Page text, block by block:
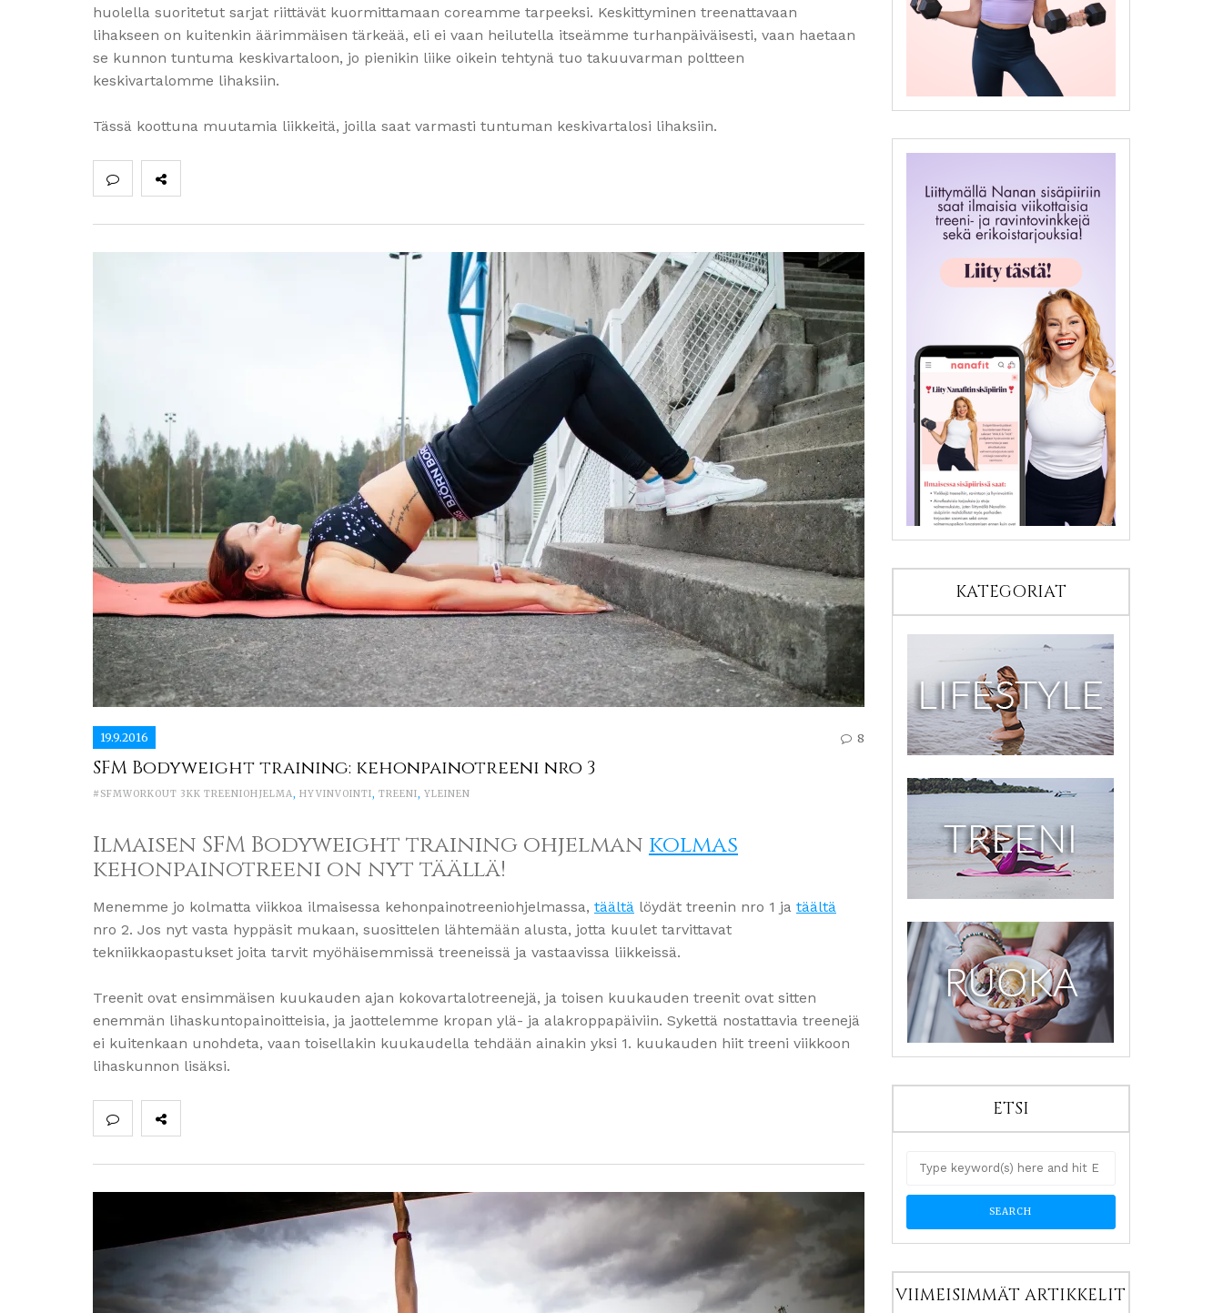
huolella suoritetut sarjat riittävät kuormittamaan coreamme tarpeeksi. Keskittyminen treenattavaan
lihakseen on kuitenkin äärimmäisen tärkeää, eli ei vaan heilutella itseämme turhanpäiväisesti, vaan haetaan
se kunnon tuntuma keskivartaloon, jo pienikin liike oikein tehtynä tuo takuuvarman poltteen
keskivartalomme lihaksiin.
Tässä koottuna muutamia liikkeitä, joilla saat varmasti tuntuman keskivartalosi lihaksiin.
19.9.2016 8
SFM Bodyweight training: kehonpainotreeni nro 3
#SFMWORKOUT 3KK TREENIOHJELMA, HYVINVOINTI, TREENI, YLEINEN
Ilmaisen SFM Bodyweight training ohjelman kolmas
kehonpainotreeni on nyt täällä!
Menemme jo kolmatta viikkoa ilmaisessa kehonpainotreeniohjelmassa, täältä löydät treenin nro 1 ja täältä
nro 2. Jos nyt vasta hyppäsit mukaan, suosittelen lähtemään alusta, jotta kuulet tarvittavat
tekniikkaopastukset joita tarvit myöhäisemmissä treeneissä ja vastaavissa liikkeissä.
Treenit ovat ensimmäisen kuukauden ajan kokovartalotreenejä, ja toisen kuukauden treenit ovat sitten
enemmän lihaskuntopainoitteisia, ja jaottelemme kropan ylä- ja alakroppapäiviin. Sykettä nostattavia treenejä
ei kuitenkaan unohdeta, vaan toisellakin kuukaudella tehdään ainakin yksi 1. kuukauden hiit treeni viikkoon
lihaskunnon lisäksi.
KATEGORIAT
ETSI
VIIMEISIMMÄT ARTIKKELIT